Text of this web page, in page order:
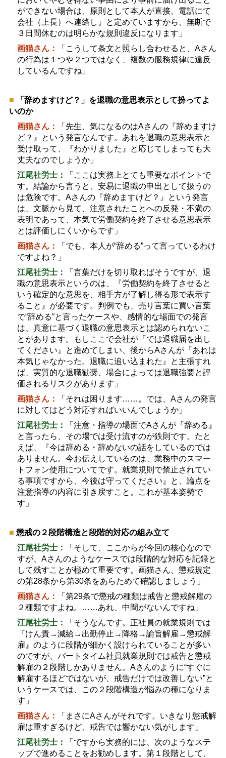
ができない場合は、原則として本人が直接、電話にて
会社（上長）へ連絡し』と定めていますから、無断で
３日間休むのは明らかな規則違反になります」
画猫さん：
「こうして条文と照らし合わせると、 Aさん
の行為は１つや２つではなく、複数の服務規律に違反
しているんですね」
■
「辞めますけど？」を退職の意思表示として扮ってよ
いのか
画猫さん：
「先生、気になるのはAさんの『辞めますけ
ど？』という発言なんです。あれを退職の意思表示と
受け取って、『わかりました』と応じてしまっても大
丈夫なのでしょうか」
江尾社労士：
「ここは実務上とても重要なポイントで
す。結論から言うと、安易に退職の申出として扱うの
は危険です。 Aさんの『辞めますけど？』という発言
は、文脈から見て、注意されたことへの反発・不満の
表明であって、本気で労働契約を終了させる意思表示
とは評価しにくいからです」
画猫さん：
「でも、本人が“辞める”って言っているわけ
ですよね？」
江尾社労士：
「言葉だけを切り取ればそうですが、退
職の意思表示というのは、『労働契約を終了させると
いう確定的な意思を、相手方が了解し得る形で表示す
ること』が必要です。判例でも、売り言葉に買い言葉
で“辞める”と言ったケースや、感情的な場面での発言
は、真意に基づく退職の意思表示とは認められないこ
とがあります。もしここで会社が『では退職届を出し
てください』と進めてしまい、後からAさんが『あれは
本気じゃなかった。退職に追い込まれた』と主張すれ
ば、実質的な退職勧奨、場合によっては退職強要と評
価されるリスクがあります」
画猫さん：
「それは困ります…… 。では、 Aさんの発言
に対してはどう対応すればいいんでしょうか」
江尾社労士：
「注意・指導の場面でAさんが『辞める』
と言ったら、その場では受け流すのが鉄則です。たと
えば、『今は辞める・辞めないの話をしているのでは
ありません。今お伝えしているのは、業務中のスマー
トフォン使用についてです。就業規則で禁止されてい
る事項ですから、今後は守ってください』と、論点を
注意指導の内容に引き戻すこと。これが基本姿勢で
す」
■ 懲戒の２段階構造と段階的対応の組み立て
江尾社労士：
「そして、ここからが今回の核心なので
すが、 Aさんのようなケースでは段階的な対応を記録と
して残すことが極めて重要です。画猫さん、懲戒規定
の第28条から第30条をあらためて確認しましょう」
画猫さん：
「第29条で懲戒の種類は戒告と懲戒解雇の
２種類ですよね。
……あれ、中間がないんですね」
江尾社労士：
「そうなんです。正社員の就業規則では
『けん責→減給→ 出勤停止 → 降格 →諭旨解雇 →懲戒解
雇』のように段階が細かく設けられていることが多い
のですが、パートタイム社員就業規則では戒告と懲戒
解雇の２段階しかありません。 Aさんのように“すぐに
解雇するほどではないが、戒告だけでは改善しない”と
いうケースでは、この２段階構造が悩みの種になりま
す」
画猫さん：
「まさにAさんがそれです。いきなり懲戒解
雇は重すぎるけど、戒告では響かない気がします」
江尾社労士：
「ですから実務的には、次のようなステ
ップで進めることをお勧めします。第１段階として、